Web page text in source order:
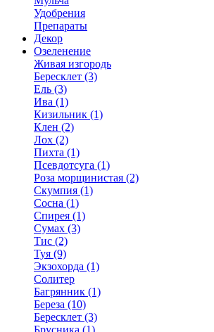
Удобрения
Препараты
Декор
Озеленение
Живая изгородь
Бересклет (3)
Ель (3)
Ива (1)
Кизильник (1)
Клен (2)
Лох (2)
Пихта (1)
Псевдотсуга (1)
Роза морщинистая (2)
Скумпия (1)
Сосна (1)
Спирея (1)
Сумах (3)
Тис (2)
Туя (9)
Экзохорда (1)
Солитер
Багрянник (1)
Береза (10)
Бересклет (3)
Брусника (1)